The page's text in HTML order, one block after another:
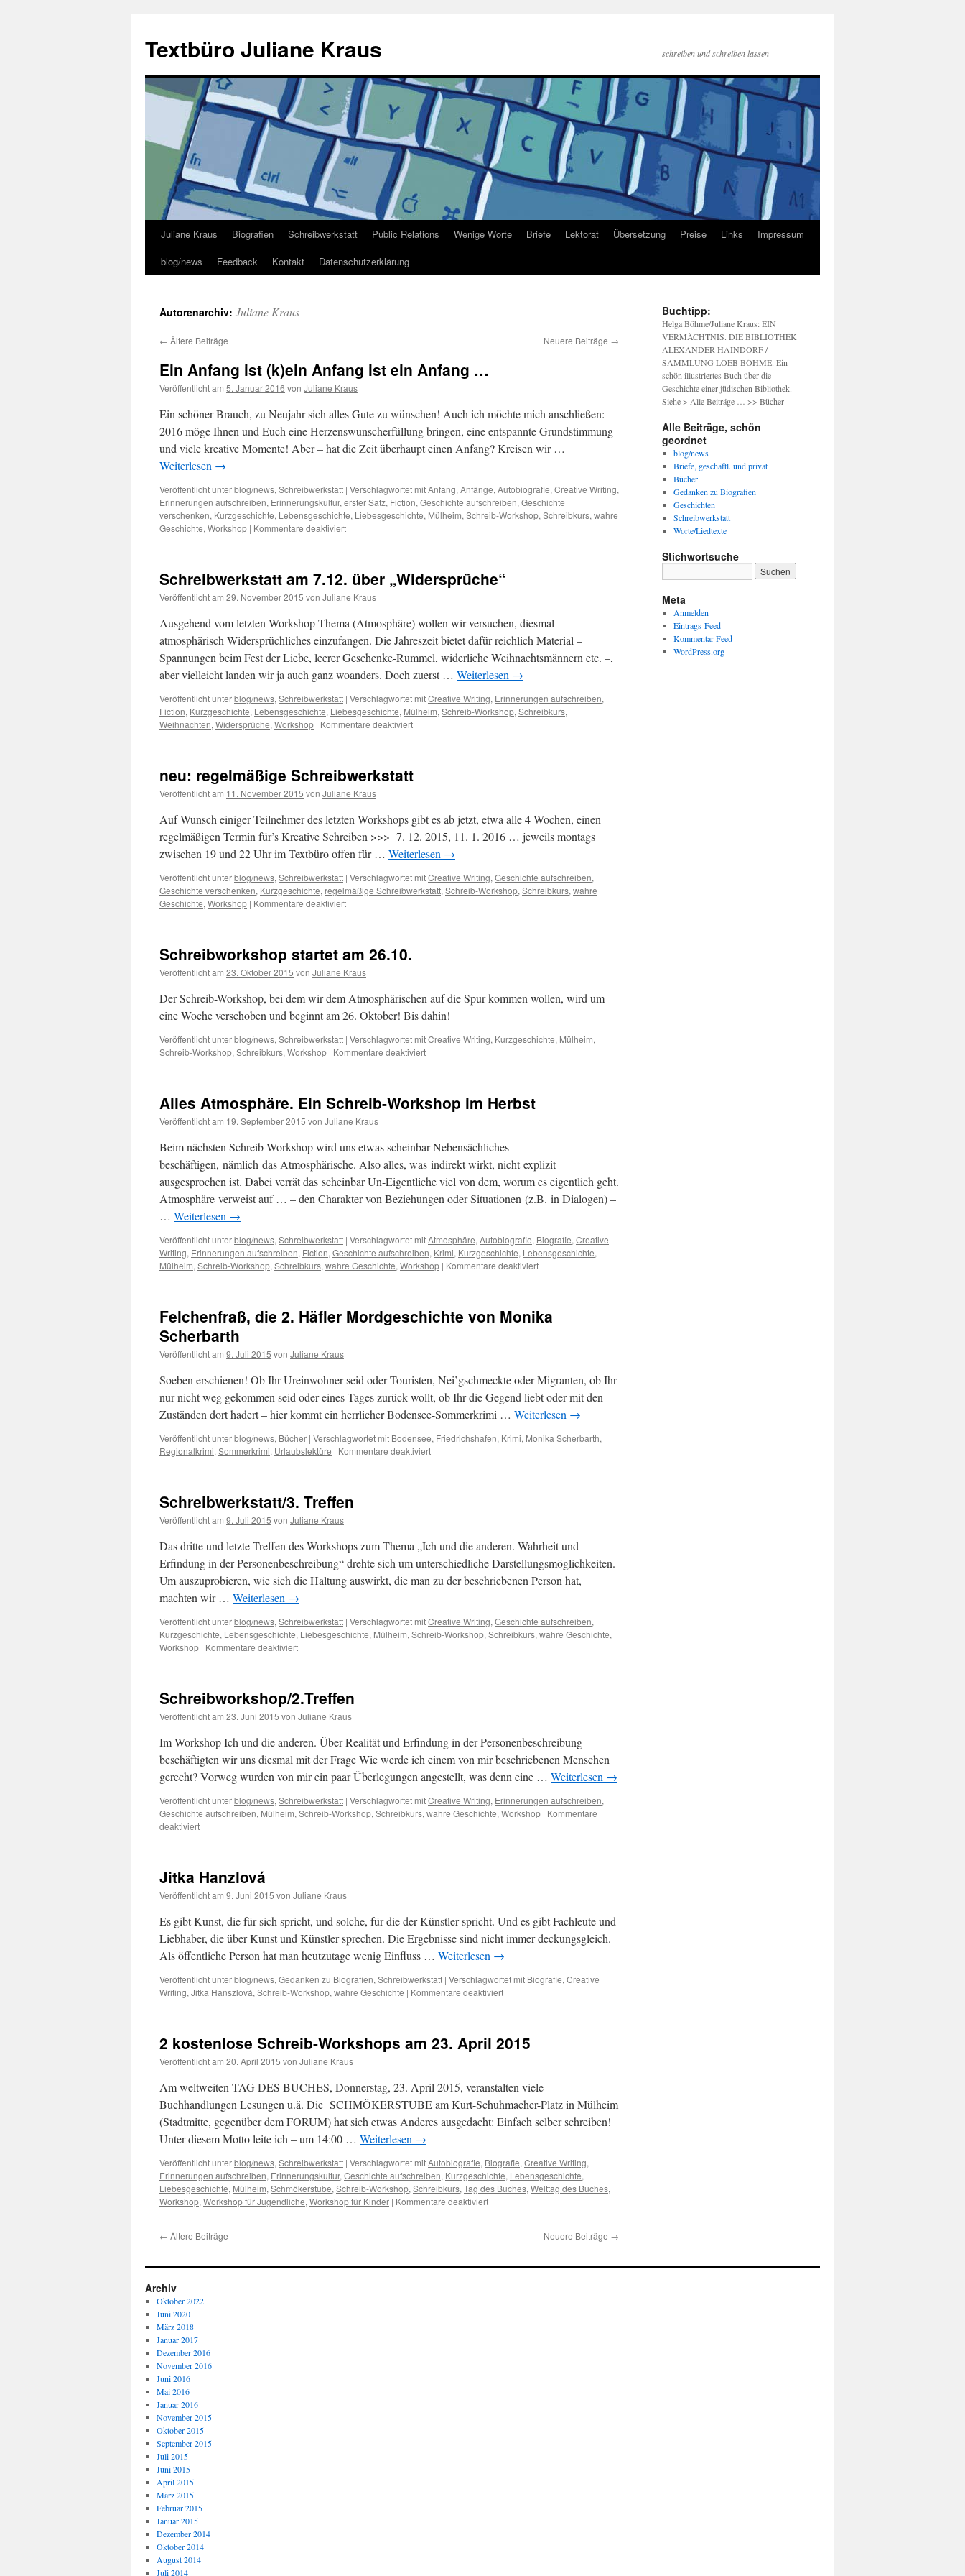
springen
Textbüro Juliane Kraus schreiben und schreiben lassen
Juliane Kraus Biografien Schreibwerkstatt Public Relations Wenige Worte Briefe Lektorat Übersetzung Preise Links
Impressum
blog/news
Feedback Kontakt Datenschutzerklärung
Autorenarchiv: Juliane Kraus
← Ältere Beiträge Neuere Beiträge →
Ein Anfang ist (k)ein Anfang ist ein Anfang …
Veröffentlicht am 5. Januar 2016 von Juliane Kraus
Ein schöner Brauch, zu Neujahr sich alles Gute zu wünschen! Auch ich möchte mich anschließen:
2016 möge Ihnen und Euch eine Herzenswunscherfüllung bringen, eine entspannte Grundstimmung
und viele kreative Momente! Aber – hat die Zeit überhaupt einen Anfang? Kreisen wir …
Weiterlesen →
Veröffentlicht unterblog/news, Schreibwerkstatt | Verschlagwortet mitAnfang, Anfänge, Autobiografie, Creative Writing,
Erinnerungen aufschreiben, Erinnerungskultur, erster Satz, Fiction, Geschichte aufschreiben, Geschichte
verschenken, Kurzgeschichte, Lebensgeschichte, Liebesgeschichte, Mülheim, Schreib-Workshop, Schreibkurs, wahre
Geschichte, Workshop | Kommentare deaktiviertfür
(k)ein
Anfang
ist
ein
Anfang
…
Schreibwerkstatt am 7.12. über „Widersprüche“
Veröffentlicht am 29. November 2015 von Juliane Kraus
Ausgehend vom letzten Workshop-Thema (Atmosphäre) wollen wir versuchen, diesmal
atmosphärisch Widersprüchliches einzufangen. Die Jahreszeit bietet dafür reichlich Material –
Spannungen beim Fest der Liebe, leerer Geschenke-Rummel, widerliche Weihnachtsmännern etc. –,
aber vielleicht landen wir ja auch ganz woanders. Doch zuerst … Weiterlesen →
Veröffentlicht unterblog/news, Schreibwerkstatt | Verschlagwortet mitCreative Writing, Erinnerungen aufschreiben,
Fiction, Kurzgeschichte, Lebensgeschichte, Liebesgeschichte, Mülheim, Schreib-Workshop, Schreibkurs,
Weihnachten, Widersprüche, Workshop | Kommentare deaktiviertfür
über
neu: regelmäßige Schreibwerkstatt
Veröffentlicht am 11. November 2015 von Juliane Kraus
Auf Wunsch einiger Teilnehmer des letzten Workshops gibt es ab jetzt, etwa alle 4 Wochen, einen
regelmäßigen Termin für’s Kreative Schreiben >>> 7. 12. 2015, 11. 1. 2016 … jeweils montags
zwischen 19 und 22 Uhr im Textbüro offen für … Weiterlesen →
Veröffentlicht unterblog/news, Schreibwerkstatt | Verschlagwortet mitCreative Writing, Geschichte aufschreiben,
Geschichte verschenken, Kurzgeschichte, regelmäßige Schreibwerkstatt, Schreib-Workshop, Schreibkurs, wahre
Geschichte, Workshop | Kommentare deaktiviertfür
Schreibworkshop startet am 26.10.
Veröffentlicht am 23. Oktober 2015 von Juliane Kraus
Der Schreib-Workshop, bei dem wir dem Atmosphärischen auf die Spur kommen wollen, wird um
eine Woche verschoben und beginnt am 26. Oktober! Bis dahin!
Veröffentlicht unterblog/news, Schreibwerkstatt | Verschlagwortet mitCreative Writing, Kurzgeschichte, Mülheim,
Schreib-Workshop, Schreibkurs, Workshop | Kommentare deaktiviertfür
26.10.
Alles Atmosphäre. Ein Schreib-Workshop im Herbst
Veröffentlicht am 19. September 2015 von Juliane Kraus
Beim nächsten Schreib-Workshop wird uns etwas scheinbar Nebensächliches
beschäftigen, nämlich das Atmosphärische. Also alles, was indirekt wirkt, nicht explizit
ausgesprochen ist. Dabei verrät das scheinbar Un-Eigentliche viel von dem, worum es eigentlich geht.
Atmosphäre verweist auf … – den Charakter von Beziehungen oder Situationen (z.B. in Dialogen) –
… Weiterlesen →
Veröffentlicht unterblog/news, Schreibwerkstatt | Verschlagwortet mitAtmosphäre, Autobiografie, Biografie, Creative
Writing, Erinnerungen aufschreiben, Fiction, Geschichte aufschreiben, Krimi, Kurzgeschichte, Lebensgeschichte,
Mülheim, Schreib-Workshop, Schreibkurs, wahre Geschichte, Workshop | Kommentare deaktiviertfür
Schreib-
Felchenfraß, die 2. Häfler Mordgeschichte von Monika
Scherbarth
Veröffentlicht am 9. Juli 2015 von Juliane Kraus
Soeben erschienen! Ob Ihr Ureinwohner seid oder Touristen, Nei’gschmeckte oder Migranten, ob Ihr
nur nicht weg gekommen seid oder eines Tages zurück wollt, ob Ihr die Gegend liebt oder mit den
Zuständen dort hadert – hier kommt ein herrlicher Bodensee-Sommerkrimi … Weiterlesen →
Veröffentlicht unterblog/news, Bücher | Verschlagwortet mit Bodensee, Friedrichshafen, Krimi, Monika Scherbarth,
Regionalkrimi, Sommerkrimi, Urlaubslektüre | Kommentare deaktiviertfür
Monika
Scherbarth
Schreibwerkstatt/3. Treffen
Veröffentlicht am 9. Juli 2015 von Juliane Kraus
Das dritte und letzte Treffen des Workshops zum Thema „Ich und die anderen. Wahrheit und
Erfindung in der Personenbeschreibung“ drehte sich um unterschiedliche Darstellungsmöglichkeiten.
Um auszuprobieren, wie sich die Haltung auswirkt, die man zu der beschriebenen Person hat,
machten wir … Weiterlesen →
Veröffentlicht unterblog/news, Schreibwerkstatt | Verschlagwortet mitCreative Writing, Geschichte aufschreiben,
Kurzgeschichte, Lebensgeschichte, Liebesgeschichte, Mülheim, Schreib-Workshop, Schreibkurs, wahre Geschichte,
Workshop | Kommentare deaktiviertfür
Schreibworkshop/2.Treffen
Veröffentlicht am 23. Juni 2015 von Juliane Kraus
Im Workshop Ich und die anderen. Über Realität und Erfindung in der Personenbeschreibung
beschäftigten wir uns diesmal mit der Frage Wie werde ich einem von mir beschriebenen Menschen
gerecht? Vorweg wurden von mir ein paar Überlegungen angestellt, was denn eine … Weiterlesen →
Veröffentlicht unterblog/news, Schreibwerkstatt | Verschlagwortet mitCreative Writing, Erinnerungen aufschreiben,
Geschichte aufschreiben, Mülheim, Schreib-Workshop, Schreibkurs, wahre Geschichte, Workshop | Kommentare
deaktiviertfür
Jitka Hanzlová
Veröffentlicht am 9. Juni 2015 von Juliane Kraus
Es gibt Kunst, die für sich spricht, und solche, für die der Künstler spricht. Und es gibt Fachleute und
Liebhaber, die über Kunst und Künstler sprechen. Die Ergebnisse sind nicht immer deckungsgleich.
Als öffentliche Person hat man heutzutage wenig Einfluss … Weiterlesen →
Veröffentlicht unterblog/news, Gedanken zu Biografien, Schreibwerkstatt | Verschlagwortet mit Biografie, Creative
Writing, Jitka Hanszlová, Schreib-Workshop, wahre Geschichte | Kommentare deaktiviertfür
2 kostenlose Schreib-Workshops am 23. April 2015
Veröffentlicht am 20. April 2015 von Juliane Kraus
Am weltweiten TAG DES BUCHES, Donnerstag, 23. April 2015, veranstalten viele
Buchhandlungen Lesungen u.ä. Die SCHMÖKERSTUBE am Kurt-Schuhmacher-Platz in Mülheim
(Stadtmitte, gegenüber dem FORUM) hat sich etwas Anderes ausgedacht: Einfach selber schreiben!
Unter diesem Motto leite ich – um 14:00 … Weiterlesen →
Veröffentlicht unterblog/news, Schreibwerkstatt | Verschlagwortet mitAutobiografie, Biografie, Creative Writing,
Erinnerungen aufschreiben, Erinnerungskultur, Geschichte aufschreiben, Kurzgeschichte, Lebensgeschichte,
Liebesgeschichte, Mülheim, Schmökerstube, Schreib-Workshop, Schreibkurs, Tag des Buches, Welttag des Buches,
Workshop, Workshop für Jugendliche, Workshop für Kinder | Kommentare deaktiviertfür
am
← Ältere Beiträge Neuere Beiträge →
Buchtipp:
Helga Böhme/Juliane Kraus: EIN
VERMÄCHTNIS. DIE BIBLIOTHEK
ALEXANDER HAINDORF /
SAMMLUNG LOEB BÖHME. Ein
schön illustriertes Buch über die
Geschichte einer jüdischen Bibliothek.
Siehe > Alle Beiträge … >> Bücher
Alle Beiträge, schön
geordnet
blog/news
Briefe, geschäftl. und privat
Bücher
Gedanken zu Biografien
Geschichten
Schreibwerkstatt
Worte/Liedtexte
Stichwortsuche
Meta
Anmelden
Eintrags-Feed
Kommentar-Feed
WordPress.org
Archiv
Oktober 2022
Juni 2020
März 2018
Januar 2017
Dezember 2016
November 2016
Juni 2016
Mai 2016
Januar 2016
November 2015
Oktober 2015
September 2015
Juli 2015
Juni 2015
April 2015
März 2015
Februar 2015
Januar 2015
Dezember 2014
Oktober 2014
August 2014
Juli 2014